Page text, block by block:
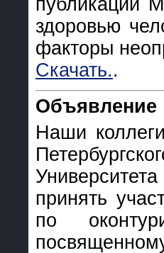
публикации
здоровью
факторы
Скачать..
Объявление
Наши
принять
по